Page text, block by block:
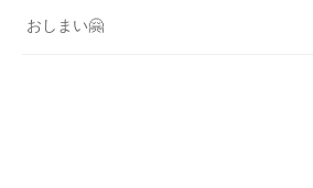
おしまい🤗